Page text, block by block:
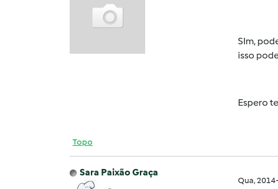
SIm,
isso
Espero
Topo
Sara Paixão Graça
Qua,